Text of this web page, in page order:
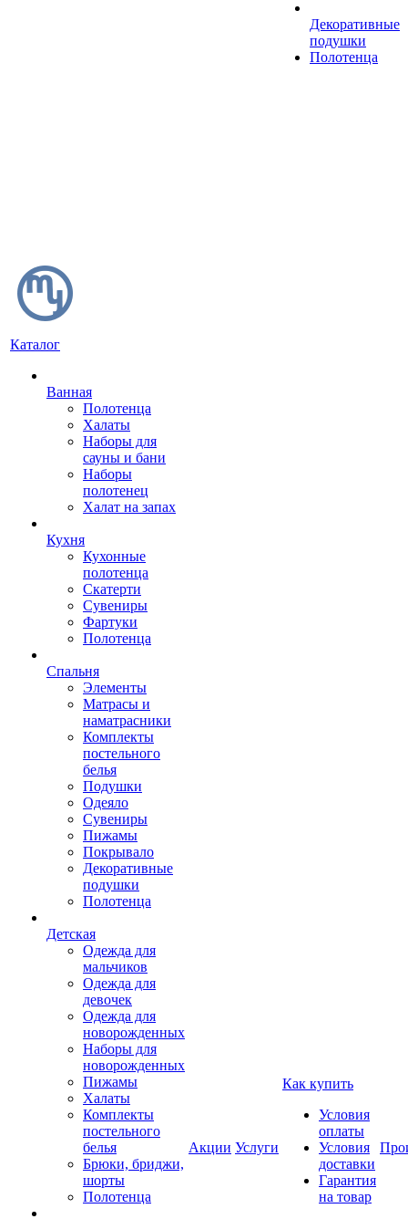
Декоративные
подушки
Полотенца
Каталог
Ванная
Полотенца
Халаты
Наборы для
сауны и бани
Наборы
полотенец
Халат на запах
Кухня
Кухонные
полотенца
Скатерти
Сувениры
Фартуки
Полотенца
Спальня
Элементы
Матрасы и
наматрасники
Комплекты
постельного
белья
Подушки
Одеяло
Сувениры
Пижамы
Покрывало
Декоративные
подушки
Полотенца
Детская
Одежда для
мальчиков
Одежда для
девочек
Одежда для
новорожденных
Наборы для
новорожденных
Пижамы
Халаты
Комплекты
постельного
белья
Брюки, бриджи,
шорты
Полотенца
Акции Услуги
Как купить
Условия
оплаты
Условия
доставки
Гарантия
на товар